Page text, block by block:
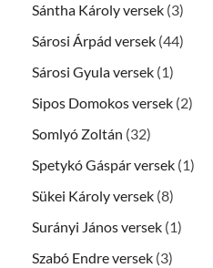
Sántha Károly versek (3)
Sárosi Árpád versek (44)
Sárosi Gyula versek (1)
Sipos Domokos versek (2)
Somlyó Zoltán (32)
Spetykó Gáspár versek (1)
Sükei Károly versek (8)
Surányi János versek (1)
Szabó Endre versek (3)